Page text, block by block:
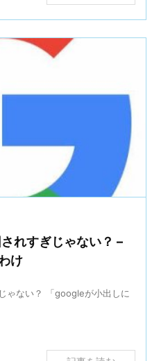
れすぎじゃない？ –
け
ゃない？ 「googleが小出しに